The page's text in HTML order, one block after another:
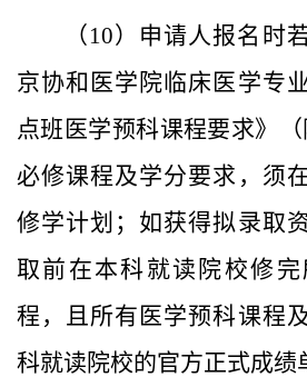
（ 10）申请人报名时
京协和医学院临床医学专
点班医学预科课程要求》（
必修课程及学分要求，须
修学计划；如获得拟录取
取前在本科就读院校修
程，且所有医学预科课程
科就读院校的官方正式成绩